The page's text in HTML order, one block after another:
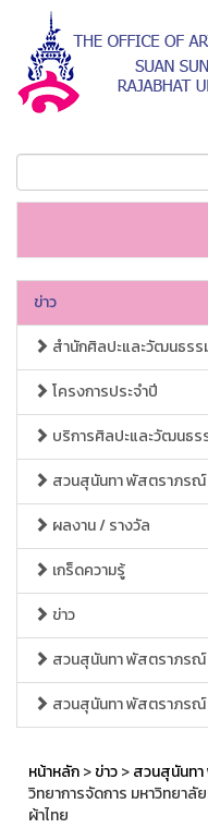
ข่าว
สำนักศิลปะและวัฒนธรร
โครงการประจำปี
บริการศิลปะและวัฒนธร
สวนสุนันทา พัสตราภร
ผลงาน / รางวัล
เกร็ดความรู้
ข่าว
สวนสุนันทา พัสตราภร
สวนสุนันทา พัสตราภร
หน้าหลัก>ข่าว>สวนสุนันท
วิทยาการจัดการ มหาวิทยา
ผ้าไทย